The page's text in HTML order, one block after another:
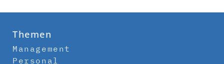
Themen
Management
Personal